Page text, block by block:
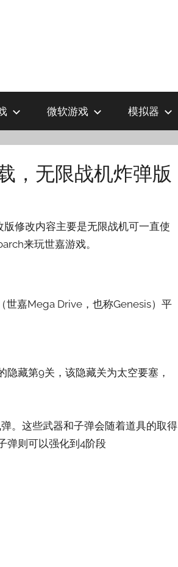
微软游戏 模拟器
，无限战机炸弹版
修改内容主要是无限战机可一直使
来玩世嘉游戏。
世嘉Mega Drive，也称Genesis）平
藏第9关，该隐藏关为太空要塞，
。这些武器和子弹会随着道具的取得
弹则可以强化到4阶段